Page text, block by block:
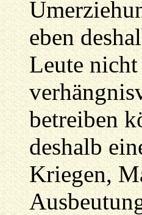
eben
Leute
betreiben
deshalb
Kriegen,